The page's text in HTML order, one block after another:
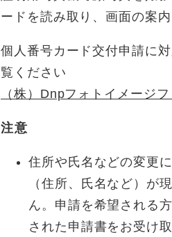
ードを読み取り、画面の案
個人番号カード交付申請に
覧ください
（株）Dnpフォトイメージ
注意
住所や氏名などの変更
（住所、氏名など）が
ん。申請を希望される
された申請書をお受け取